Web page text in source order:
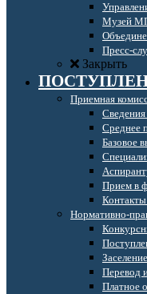
Музей
Пресс-
Закрыть
Приемная
Среднее
Базовое
Прием в
Нормативно-
Перевод
Платное